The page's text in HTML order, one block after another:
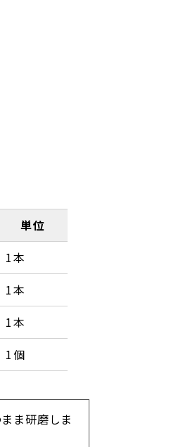
単位
1本
1本
1本
1個
ま研磨しま